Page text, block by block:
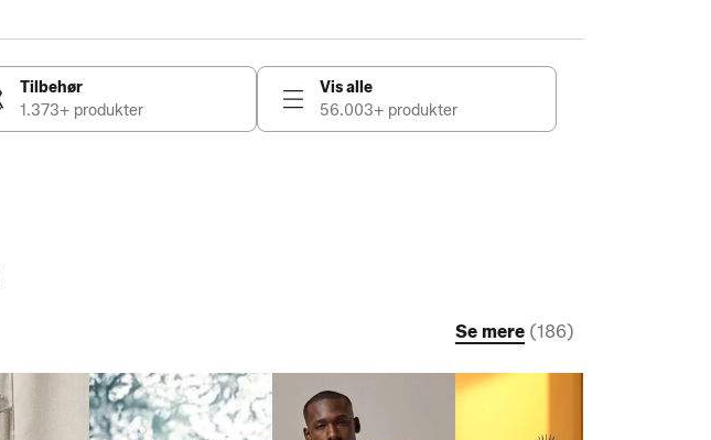
Tilbehør
1.373+ produkter
Vis alle
56.003+ produkter
Se mere (186)